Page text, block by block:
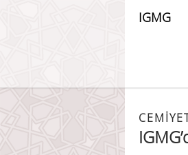
IGMG